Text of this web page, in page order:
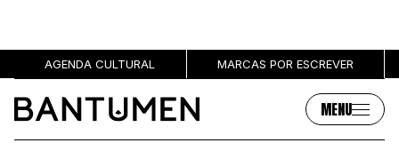
AGENDA CULTURAL MARCAS POR ESCREVER
MENU